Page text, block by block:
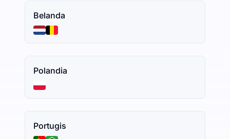
Belanda
Polandia
Portugis